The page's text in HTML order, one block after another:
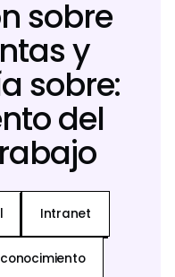
sobre
y
sobre:
del
Intranet